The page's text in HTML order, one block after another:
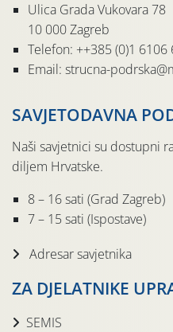
Ulica Grada Vukovara 78
10 000 Zagreb
Telefon: ++385 (0)1 6106
Email: strucna-
SAVJETODAVNA
Naši savjetnici su dostupni
diljem Hrvatske.
8 – 16 sati (Grad Zagreb)
7 – 15 sati (Ispostave)
Adresar savjetnika
ZA DJELATNIKE
SEMIS